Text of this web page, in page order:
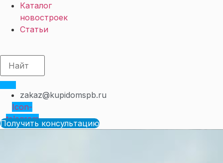
Каталог
новостроек
Статьи
zakaz@kupidomspb.ru
Icon-
telegram
Получить консультацию